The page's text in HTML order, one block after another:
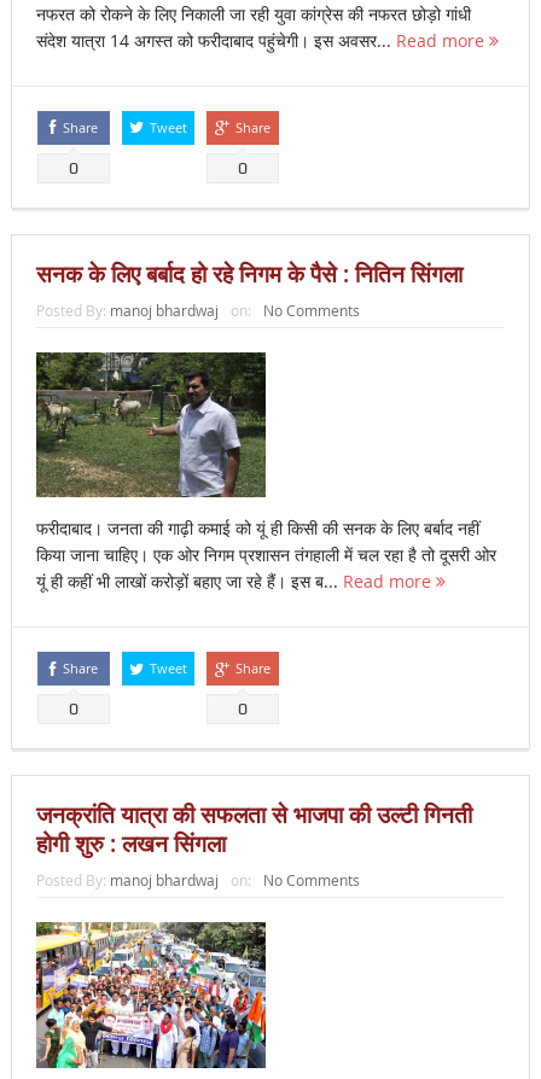
नफरत को रोकने के लिए निकाली जा रही युवा कांग्रेस की नफरत छोड़ो गांधी
संदेश यात्रा 14 अगस्त को फरीदाबाद पहुंचेगी। इस अवसर... Read more
Share
0
Tweet Share
0
सनक के लिए बर्बाद हो रहे निगम के पैसे : नितिन सिंगला
Posted By: manoj bhardwaj on: No Comments
फरीदाबाद। जनता की गाढ़ी कमाई को यूं ही किसी की सनक के लिए बर्बाद नहीं
किया जाना चाहिए। एक ओर निगम प्रशासन तंगहाली में चल रहा है तो दूसरी ओर
यूं ही कहीं भी लाखों करोड़ों बहाए जा रहे हैं। इस ब... Read more
Share
0
Tweet Share
0
जनक्रांति यात्रा की सफलता से भाजपा की उल्टी गिनती
होगी शुरु : लखन सिंगला
Posted By: manoj bhardwaj on: No Comments